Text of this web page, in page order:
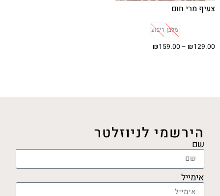
צעיף מרי חום
מלבן ריבוע
₪129.00
–
₪159.00
הירשמי לניוזלטר
שם
אימייל